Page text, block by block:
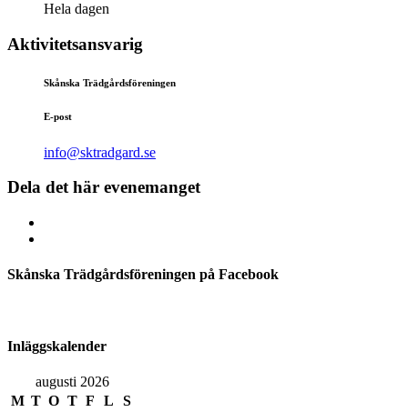
Hela dagen
Aktivitetsansvarig
Skånska Trädgårdsföreningen
E-post
info@sktradgard.se
Dela det här evenemanget
Skånska Trädgårdsföreningen på Facebook
Inläggskalender
augusti 2026
M T O T F L S